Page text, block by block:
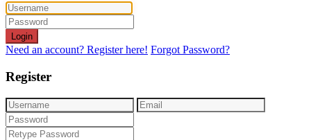
Login
Need an account? Register here! Forgot Password?
Register